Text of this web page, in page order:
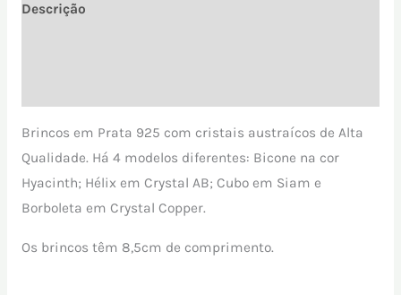
Descrição
Brincos em Prata 925 com cristais austraícos de Alta
Qualidade. Há 4 modelos diferentes: Bicone na cor
Hyacinth; Hélix em Crystal AB; Cubo em Siam e
Borboleta em Crystal Copper.
Os brincos têm 8,5cm de comprimento.